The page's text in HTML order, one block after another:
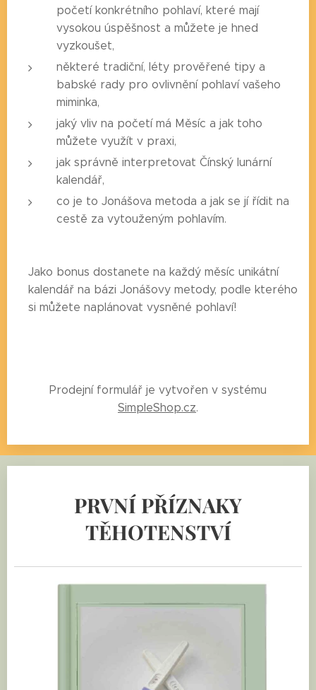
početí konkrétního pohlaví, které mají
vysokou úspěšnost a můžete je hned
vyzkoušet,
některé tradiční, léty prověřené tipy a
babské rady pro ovlivnění pohlaví vašeho
miminka,
jaký vliv na početí má Měsíc a jak toho
můžete využít v praxi,
jak správně interpretovat Čínský lunární
kalendář,
co je to Jonášova metoda a jak se jí řídit na
cestě za vytouženým pohlavím.
Jako bonus dostanete na každý měsíc unikátní
kalendář na bázi Jonášovy metody, podle kterého
si můžete naplánovat vysněné pohlaví!
Prodejní formulář je vytvořen v systému
SimpleShop.cz.
PRVNÍ PŘÍZNAKY
TĚHOTENSTVÍ